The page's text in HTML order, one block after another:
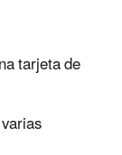
tarjeta de